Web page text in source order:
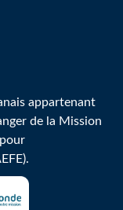
appartenant
de la Mission